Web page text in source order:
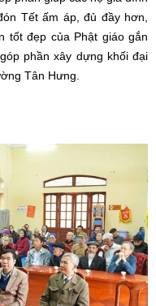
Tết ấm áp, đủ đầy hơn,
tốt đẹp của Phật giáo gắn
phần xây dựng khối đại
Tân Hưng.